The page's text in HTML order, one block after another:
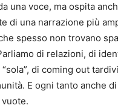
una voce, ma ospita
di una narrazione più
spesso non trovano
di relazioni, di
“sola”, di coming out
E ogni tanto anche